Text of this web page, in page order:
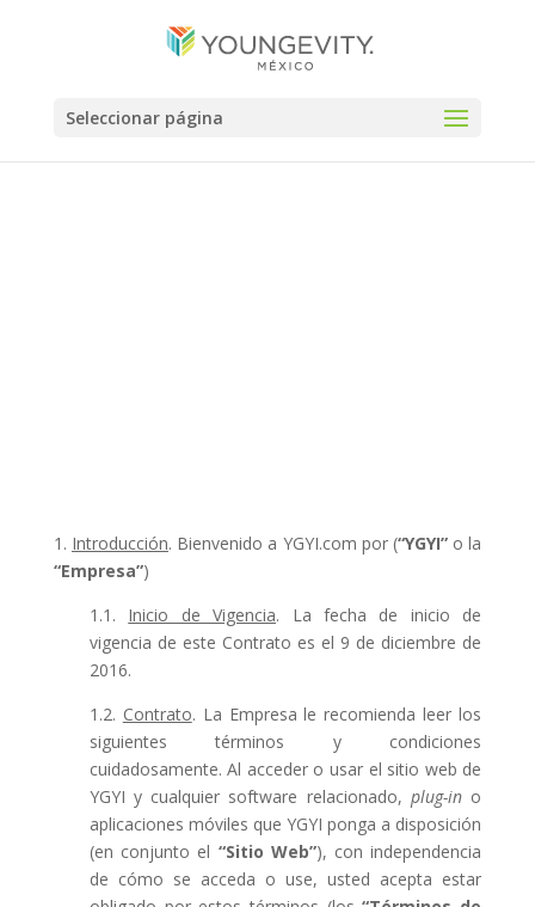
Seleccionar página
1. Introducción. Bienvenido a YGYI.com por (“YGYI”o la
“Empresa”)
1.1. Inicio de Vigencia. La fecha de inicio de
vigencia de este Contrato es el 9 de diciembre de
2016.
1.2. Contrato. La Empresa le recomienda leer los
siguientes términos y condiciones
cuidadosamente. Al acceder o usar el sitio web de
YGYI y cualquier software relacionado, plug-ino
aplicaciones móviles que YGYI ponga a disposición
(en conjunto el “Sitio Web”), con independencia
de cómo se acceda o use, usted acepta estar